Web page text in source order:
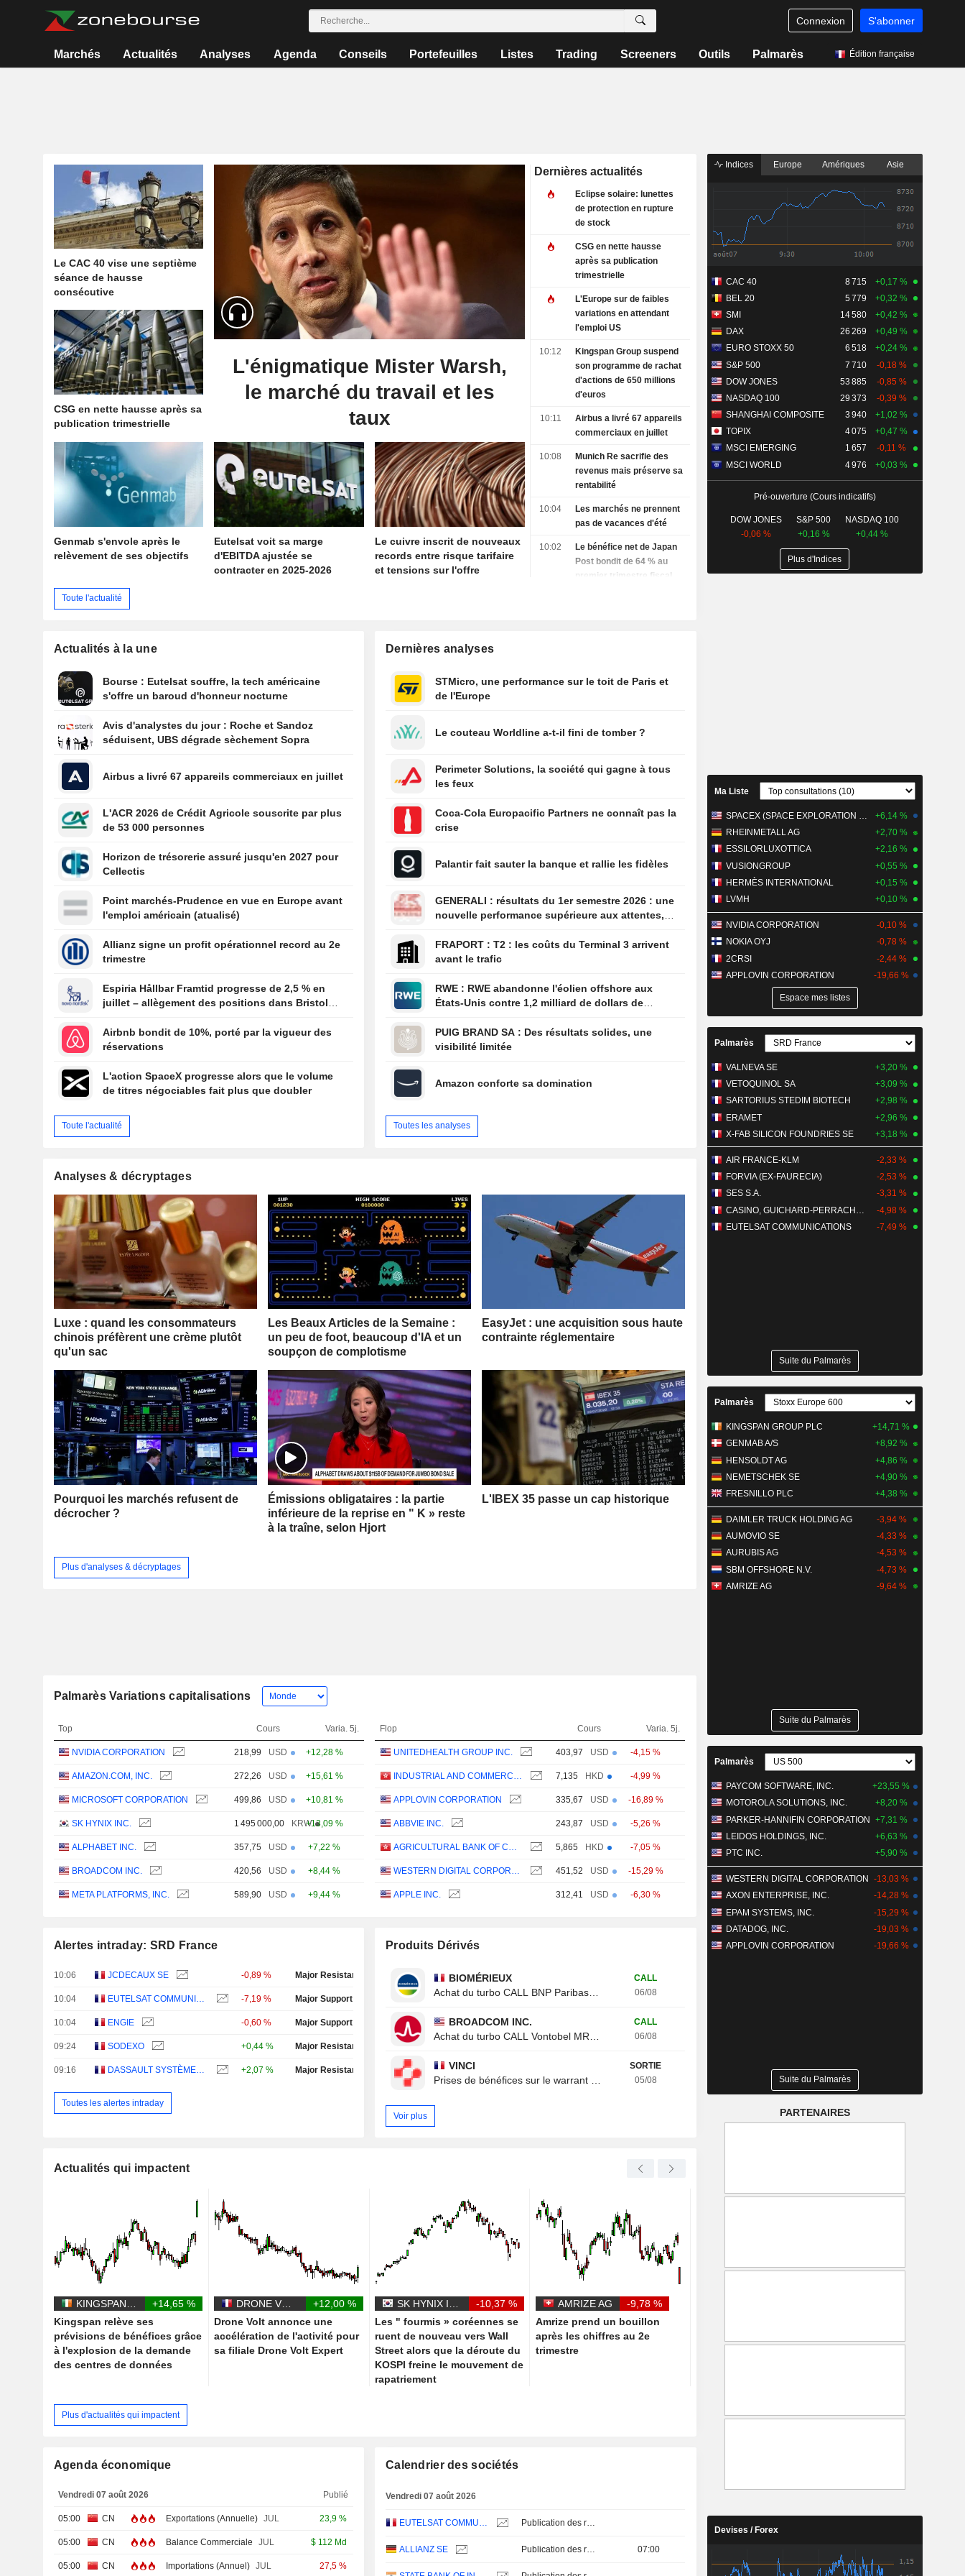
Connexion S'abonner
Marchés Actualités Analyses Agenda Conseils Portefeuilles Listes Trading Screeners Outils Palmarès Édition française
Le CAC 40 vise une septième
séance de hausse
consécutive
CSG en nette hausse après sa
publication trimestrielle
L'énigmatique Mister Warsh,
le marché du travail et les
taux
Genmab s'envole après le
relèvement de ses objectifs
Eutelsat voit sa marge
d'EBITDA ajustée se
contracter en 2025-2026
Le cuivre inscrit de nouveaux
records entre risque tarifaire
et tensions sur l'offre
Dernières actualités
Eclipse solaire: lunettes
de protection en rupture
de stock
CSG en nette hausse
après sa publication
trimestrielle
L'Europe sur de faibles
variations en attendant
l'emploi US
10:12
Kingspan Group suspend
son programme de rachat
d'actions de 650 millions
d'euros
10:11
Airbus a livré 67 appareils
commerciaux en juillet
10:08
Munich Re sacrifie des
revenus mais préserve sa
rentabilité
10:04
Les marchés ne prennent
pas de vacances d'été
10:02
Le bénéfice net de Japan
Post bondit de 64 % au
premier trimestre fiscal
10:00
Le bénéfice net de Japan
10:00
Genmab s'envole après le
Toute l'actualité
Actualités à la une
Bourse : Eutelsat souffre, la tech américaine
s'offre un baroud d'honneur nocturne
Avis d'analystes du jour : Roche et Sandoz
séduisent, UBS dégrade sèchement Sopra
Airbus a livré 67 appareils commerciaux en juillet
L'ACR 2026 de Crédit Agricole souscrite par plus
de 53 000 personnes
Horizon de trésorerie assuré jusqu'en 2027 pour
Cellectis
Point marchés-Prudence en vue en Europe avant
l'emploi américain (atualisé)
Allianz signe un profit opérationnel record au 2e
trimestre
Espiria Hållbar Framtid progresse de 2,5 % en
juillet – allègement des positions dans Bristol
Airbnb bondit de 10%, porté par la vigueur des
réservations
L'action SpaceX progresse alors que le volume
de titres négociables fait plus que doubler
Toute l'actualité
Dernières analyses
STMicro, une performance sur le toit de Paris et
de l'Europe
Le couteau Worldline a-t-il fini de tomber ?
Perimeter Solutions, la société qui gagne à tous
les feux
Coca-Cola Europacific Partners ne connaît pas la
crise
Palantir fait sauter la banque et rallie les fidèles
GENERALI : résultats du 1er semestre 2026 : une
nouvelle performance supérieure aux attentes,
FRAPORT : T2 : les coûts du Terminal 3 arrivent
avant le trafic
RWE : RWE abandonne l'éolien offshore aux
États-Unis contre 1,2 milliard de dollars de
PUIG BRAND SA : Des résultats solides, une
visibilité limitée
Amazon conforte sa domination
Toutes les analyses
Analyses & décryptages
Luxe : quand les consommateurs
chinois préfèrent une crème plutôt
qu'un sac
Les Beaux Articles de la Semaine :
un peu de foot, beaucoup d'IA et un
soupçon de complotisme
EasyJet : une acquisition sous haute
contrainte réglementaire
Pourquoi les marchés refusent de
décrocher ?
Émissions obligataires : la partie
inférieure de la reprise en " K » reste
à la traîne, selon Hjort
L'IBEX 35 passe un cap historique
Plus d'analyses & décryptages
Palmarès Variations capitalisations
Top Cours Varia. 5j.
NVIDIA CORPORATION 218,99 USD +12,28 %
AMAZON.COM, INC. 272,26 USD +15,61 %
MICROSOFT CORPORATION 499,86 USD +10,81 %
SK HYNIX INC. 1 495 000,00 KRW+13,09 %
ALPHABET INC. 357,75 USD +7,22 %
BROADCOM INC. 420,56 USD +8,44 %
META PLATFORMS, INC. 589,90 USD +9,44 %
Flop Cours Varia. 5j.
UNITEDHEALTH GROUP INC. 403,97 USD -4,15 %
INDUSTRIAL AND COMMERCIAL BANK OF CHINA LIMITED 7,135 HKD -4,99 %
APPLOVIN CORPORATION 335,67 USD -16,89 %
ABBVIE INC. 243,87 USD -5,26 %
AGRICULTURAL BANK OF CHINA LIMITED 5,865 HKD -7,05 %
WESTERN DIGITAL CORPORATION 451,52 USD -15,29 %
APPLE INC. 312,41 USD -6,30 %
Alertes intraday: SRD France
10:06 JCDECAUX SE -0,89 % Major Resistance Test
10:04 EUTELSAT COMMUNICATIONS -7,19 % Major Support Test
10:04 ENGIE -0,60 % Major Support Test
09:24 SODEXO +0,44 % Major Resistance Test
09:16 DASSAULT SYSTÈMES SE +2,07 % Major Resistance Test
Toutes les alertes intraday
Produits Dérivés
BIOMÉRIEUX
Achat du turbo CALL BNP Paribas 8ROZB
CALL
06/08
BROADCOM INC.
Achat du turbo CALL Vontobel MR20V
CALL
06/08
VINCI
Prises de bénéfices sur le warrant CALL Vontobel WC25V (+27.68%)
SORTIE
05/08
Voir plus
Actualités qui impactent
+14,65 %
Kingspan relève ses
prévisions de bénéfices grâce
à l'explosion de la demande
des centres de données
+12,00 %
Drone Volt annonce une
accélération de l'activité pour
sa filiale Drone Volt Expert
-10,37 %
Les " fourmis » coréennes se
ruent de nouveau vers Wall
Street alors que la déroute du
KOSPI freine le mouvement de
rapatriement
AMRIZE AG
-9,78 %
Amrize prend un bouillon
après les chiffres au 2e
trimestre
GENMAB A/S
+9,00 %
à l'achat
Plus d'actualités qui impactent
Agenda économique
Vendredi 07 août 2026 Publié
05:00 CN Exportations (Annuelle) JUL 23,9 %
05:00 CN Balance Commerciale JUL $ 112 Md
05:00 CN Importations (Annuel) JUL 27,5 %
Calendrier des sociétés
Vendredi 07 août 2026
EUTELSAT COMMUNICATIONS Publication des résultats - Annuel 2026
ALLIANZ SE Publication des résultats - Q2 2026 07:00
Indices Europe Amériques Asie
CAC 40 8 715
+0,17 %
BEL 20
5 779
+0,32 %
SMI
14 580
+0,42 %
DAX
26 269
+0,49 %
EURO STOXX 50
6 518
+0,24 %
S&P 500
7 710
-0,18 %
DOW JONES
53 885
-0,85 %
NASDAQ 100
29 373
-0,39 %
SHANGHAI COMPOSITE
3 940
+1,02 %
TOPIX
4 075
+0,47 %
MSCI EMERGING
1 657
-0,11 %
MSCI WORLD
4 976 +0,03 %
Pré-ouverture (Cours indicatifs)
DOW JONES
-0,06 %
S&P 500
+0,16 %
NASDAQ 100
+0,44 %
Plus d'Indices
Ma Liste
SPACEX (SPACE EXPLORATION TECHNOLOGIES)
+6,14 %
RHEINMETALL AG
+2,70 %
ESSILORLUXOTTICA
+2,16 %
VUSIONGROUP
+0,55 %
HERMÈS INTERNATIONAL
+0,15 %
LVMH
+0,10 %
NVIDIA CORPORATION
-0,10 %
NOKIA OYJ
-0,78 %
2CRSI
-2,44 %
APPLOVIN CORPORATION
-19,66 %
Espace mes listes
Palmarès
VALNEVA SE
+3,20 %
VETOQUINOL SA
+3,09 %
SARTORIUS STEDIM BIOTECH
+2,98 %
ERAMET
+2,96 %
X-FAB SILICON FOUNDRIES SE
+3,18 %
AIR FRANCE-KLM
-2,33 %
FORVIA (EX-FAURECIA)
-2,53 %
SES S.A.
-3,31 %
-4,98 %
EUTELSAT COMMUNICATIONS
-7,49 %
Suite du Palmarès
Palmarès
KINGSPAN GROUP PLC
+14,71 %
GENMAB A/S
+8,92 %
HENSOLDT AG
+4,86 %
NEMETSCHEK SE
+4,90 %
FRESNILLO PLC
+4,38 %
DAIMLER TRUCK HOLDING AG
-3,94 %
AUMOVIO SE
-4,33 %
AURUBIS AG
-4,53 %
SBM OFFSHORE N.V.
-4,73 %
AMRIZE AG
-9,64 %
Suite du Palmarès
Palmarès
PAYCOM SOFTWARE, INC.
+23,55 %
MOTOROLA SOLUTIONS, INC.
+8,20 %
PARKER-HANNIFIN CORPORATION +7,31 %
LEIDOS HOLDINGS, INC.
+6,63 %
PTC INC.
+5,90 %
WESTERN DIGITAL CORPORATION
-13,03 %
AXON ENTERPRISE, INC.
-14,28 %
EPAM SYSTEMS, INC.
-15,29 %
DATADOG, INC.
-19,03 %
APPLOVIN CORPORATION
-19,66 %
Suite du Palmarès
PARTENAIRES
Devises / Forex